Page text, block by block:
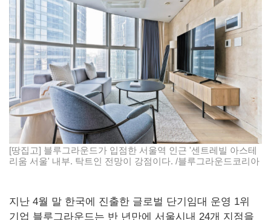
[땅집고] 블루그라운드가 입점한 서울역 인근 '센트레빌 아스테
리움 서울' 내부. 탁트인 전망이 강점이다. /블루그라운드코리아
지난 4월 말 한국에 진출한 글로벌 단기임대 운영 1위
기업 블루그라운드는 반 년만에 서울시내 24개 지점을